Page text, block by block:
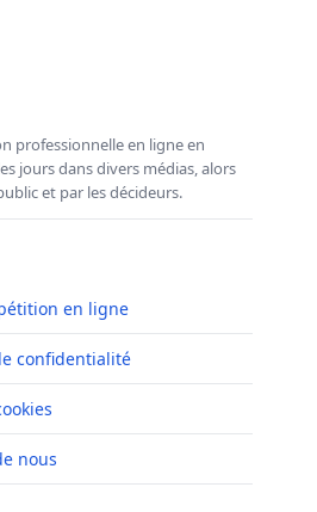
professionnelle en ligne en
jours dans divers médias, alors
et par les décideurs.
en ligne
confidentialité
nous